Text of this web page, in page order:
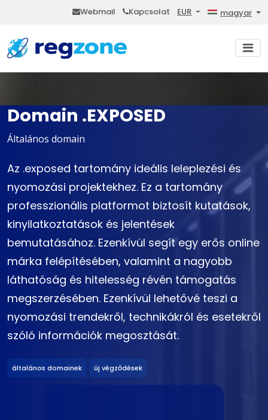
Webmail Kapcsolat EUR magyar
Domain .EXPOSED
Általános domain
Az .exposed tartomány ideális leleplezési és
nyomozási projektekhez. Ez a tartomány
professzionális platformot biztosít kutatások,
kinyilatkoztatások és jelentések
bemutatásához. Ezenkívül segít egy erős online
márka felépítésében, valamint a nagyobb
láthatóság és hitelesség révén támogatás
megszerzésében. Ezenkívül lehetővé teszi a
nyomozási trendekről, technikákról és esetekről
szóló információk megosztását.
általános domainek új végződések